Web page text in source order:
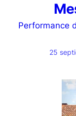
Performance
25